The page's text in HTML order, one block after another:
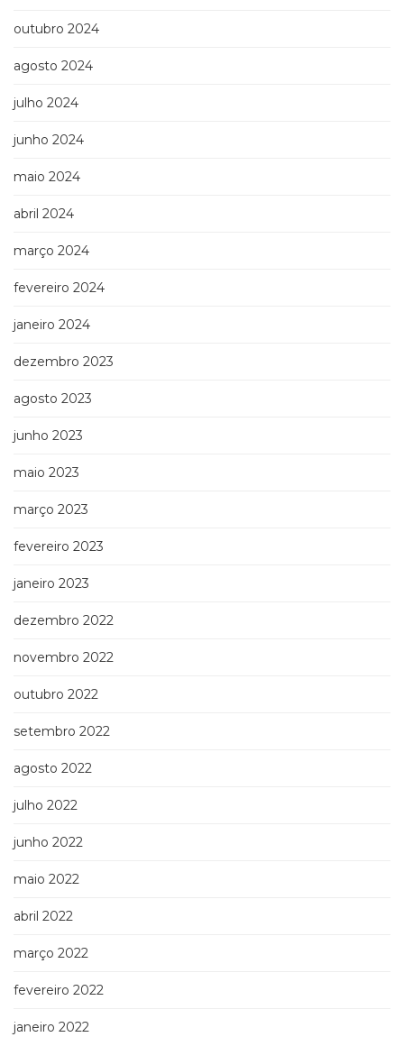
outubro 2024
agosto 2024
julho 2024
junho 2024
maio 2024
abril 2024
março 2024
fevereiro 2024
janeiro 2024
dezembro 2023
agosto 2023
junho 2023
maio 2023
março 2023
fevereiro 2023
janeiro 2023
dezembro 2022
novembro 2022
outubro 2022
setembro 2022
agosto 2022
julho 2022
junho 2022
maio 2022
abril 2022
março 2022
fevereiro 2022
janeiro 2022